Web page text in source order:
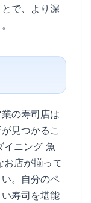
で、より深
の寿司店は
見つかるこ
イニング 魚
店が揃って
。自分のペ
寿司を堪能